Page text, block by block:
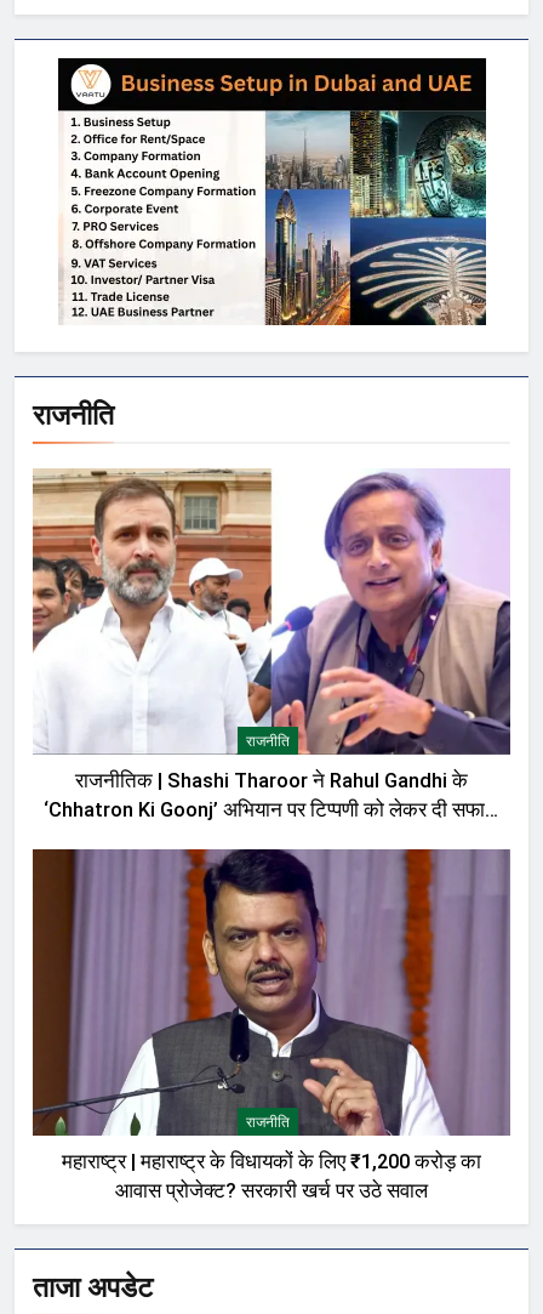
राजनीति
राजनीति
राजनीतिक | Shashi Tharoor ने Rahul Gandhi के
‘Chhatron Ki Goonj’ अभियान पर टिप्पणी को लेकर दी सफाई,
राजनीति
महाराष्ट्र | महाराष्ट्र के विधायकों के लिए ₹1,200 करोड़ का
आवास प्रोजेक्ट? सरकारी खर्च पर उठे सवाल
ताजा अपडेट